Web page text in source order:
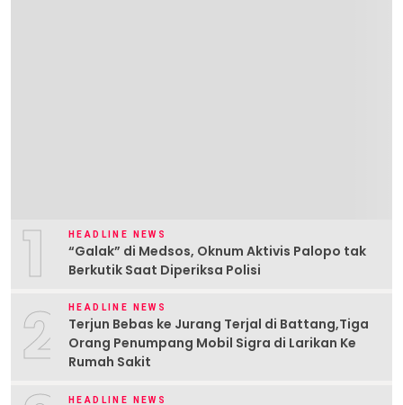
1 HEADLINE NEWS
“Galak” di Medsos, Oknum Aktivis Palopo tak
Berkutik Saat Diperiksa Polisi
2 HEADLINE NEWS
Terjun Bebas ke Jurang Terjal di Battang,Tiga
Orang Penumpang Mobil Sigra di Larikan Ke
Rumah Sakit
HEADLINE NEWS